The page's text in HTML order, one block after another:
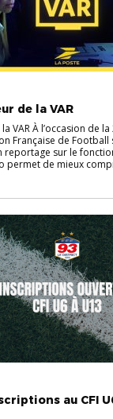
de la VAR
VAR À l’occasion de
Française de Football
sur le
permet de mieux
au CFI